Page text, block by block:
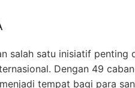
salah satu inisiatif penting
Dengan 49
menjadi tempat bagi para